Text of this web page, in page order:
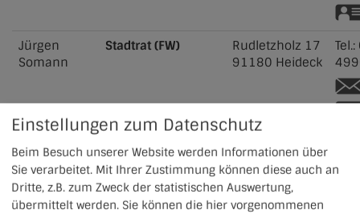
Jürgen
Somann
Stadtrat (FW)
Rudletzholz 17
91180 Heideck
Tel.:
Steinrück
Str. 15
91180 Heideck
Einstellungen zum Datenschutz
Beim Besuch unserer Website werden Informationen über
Sie verarbeitet. Mit Ihrer Zustimmung können diese auch an
Dritte, z.B. zum Zweck der statistischen Auswertung,
übermittelt werden. Sie können die hier vorgenommenen